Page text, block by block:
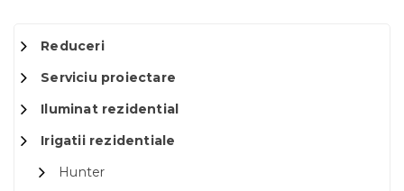
Reduceri
Serviciu proiectare
Iluminat rezidential
Irigatii rezidentiale
Hunter